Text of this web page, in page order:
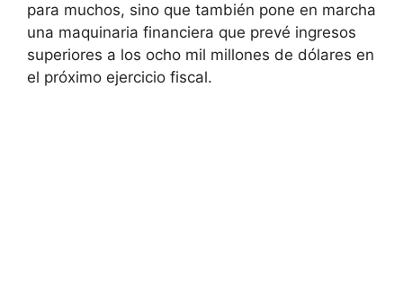
para muchos, sino que también pone en marcha
una maquinaria financiera que prevé ingresos
superiores a los ocho mil millones de dólares en
el próximo ejercicio fiscal.